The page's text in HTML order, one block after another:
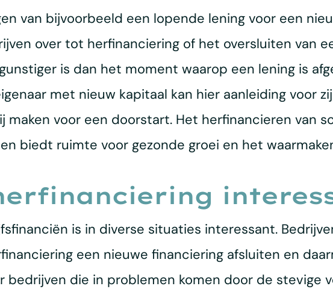
van bijvoorbeeld een lopende lening voor een
over tot herfinanciering of het oversluiten van
is dan het moment waarop een lening is
met nieuw kapitaal kan hier aanleiding voor
maken voor een doorstart. Het herfinancieren van
biedt ruimte voor gezonde groei en het
is in diverse situaties interessant.
een nieuwe financiering afsluiten en
bedrijven die in problemen komen door de stevige